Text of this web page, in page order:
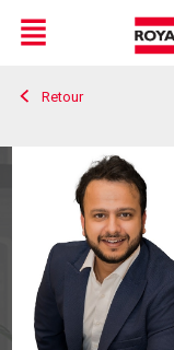
Live
En Direct
Menu
Retour